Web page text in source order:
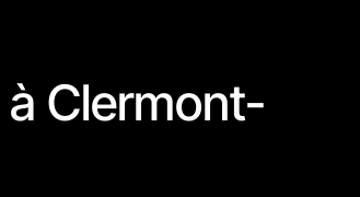
à Clermont-